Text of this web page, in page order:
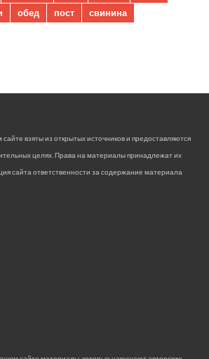
обед пост свинина
взяты из открытых источников и предоставляются
целях. Права на материалы принадлежат их
сайта ответственности за содержание материала